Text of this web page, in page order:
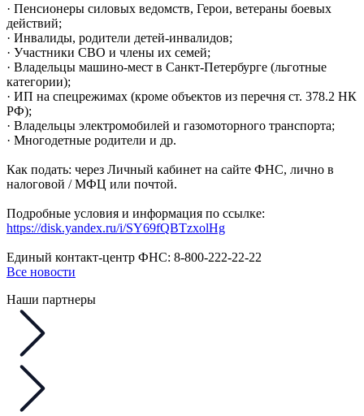
· Пенсионеры силовых ведомств, Герои, ветераны боевых
действий;
· Инвалиды, родители детей-инвалидов;
· Участники СВО и члены их семей;
· Владельцы машино-мест в Санкт-Петербурге (льготные
категории);
· ИП на спецрежимах (кроме объектов из перечня ст. 378.2 НК
РФ);
· Владельцы электромобилей и газомоторного транспорта;
· Многодетные родители и др.
Как подать: через Личный кабинет на сайте ФНС, лично в
налоговой / МФЦ или почтой.
Подробные условия и информация по ссылке:
https://disk.yandex.ru/i/SY69fQBTzxolHg
Единый контакт-центр ФНС: 8-800-222-22-22
Все новости
Наши партнеры